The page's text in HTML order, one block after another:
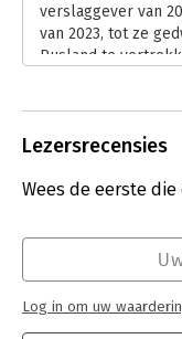
verslaggever van
van 2023, tot ze
Rusland te
verslag van haar
Lees verder
Lezersrecensies
Wees de eerste
Log in om uw